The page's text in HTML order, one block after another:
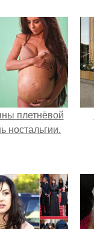
плетнёвой
ностальгии.